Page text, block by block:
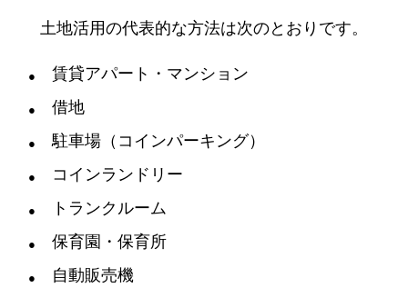
土地活用の代表的な方法は次のとおりです。
賃貸アパート・マンション
借地
駐車場（コインパーキング）
コインランドリー
トランクルーム
保育園・保育所
自動販売機